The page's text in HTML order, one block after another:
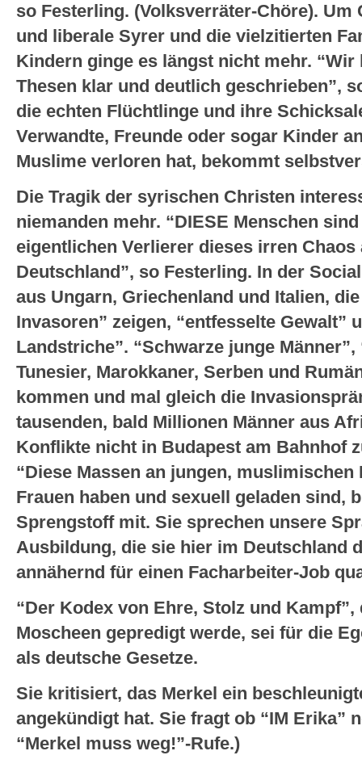
so Festerling. (Volksverräter-Chöre).
und liberale Syrer und die vielzitierten
Kindern ginge es längst nicht mehr. “Wir
Thesen klar und deutlich geschrieben”,
die echten Flüchtlinge und ihre
Verwandte, Freunde oder sogar Kinder
Muslime verloren hat, bekommt
Die Tragik der syrischen Christen
niemanden mehr. “DIESE Menschen
eigentlichen Verlierer dieses irren
Deutschland”, so Festerling. In der
aus Ungarn, Griechenland und Italien,
Invasoren” zeigen, “entfesselte Gewalt”
Landstriche”. “Schwarze junge
Tunesier, Marokkaner, Serben und
kommen und mal gleich die
tausenden, bald Millionen Männer aus
Konflikte nicht in Budapest am Bahnhof
“Diese Massen an jungen, muslimischen
Frauen haben und sexuell geladen sind,
Sprengstoff mit. Sie sprechen unsere
Ausbildung, die sie hier im Deutschland
annähernd für einen Facharbeiter-Job
“Der Kodex von Ehre, Stolz und
Moscheen gepredigt werde, sei für die
als deutsche Gesetze.
Sie kritisiert, das Merkel ein
angekündigt hat. Sie fragt ob “IM Erika”
“Merkel muss weg!”-Rufe.)